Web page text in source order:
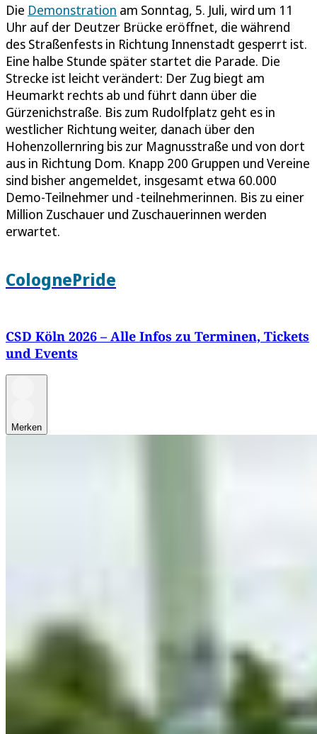
Die Demonstration am Sonntag, 5. Juli, wird um 11
Uhr auf der Deutzer Brücke eröffnet, die während
des Straßenfests in Richtung Innenstadt gesperrt ist.
Eine halbe Stunde später startet die Parade. Die
Strecke ist leicht verändert: Der Zug biegt am
Heumarkt rechts ab und führt dann über die
Gürzenichstraße. Bis zum Rudolfplatz geht es in
westlicher Richtung weiter, danach über den
Hohenzollernring bis zur Magnusstraße und von dort
aus in Richtung Dom. Knapp 200 Gruppen und Vereine
sind bisher angemeldet, insgesamt etwa 60.000
Demo-Teilnehmer und -teilnehmerinnen. Bis zu einer
Million Zuschauer und Zuschauerinnen werden
erwartet.
ColognePride
CSD Köln 2026 – Alle Infos zu Terminen, Tickets
und Events
Merken